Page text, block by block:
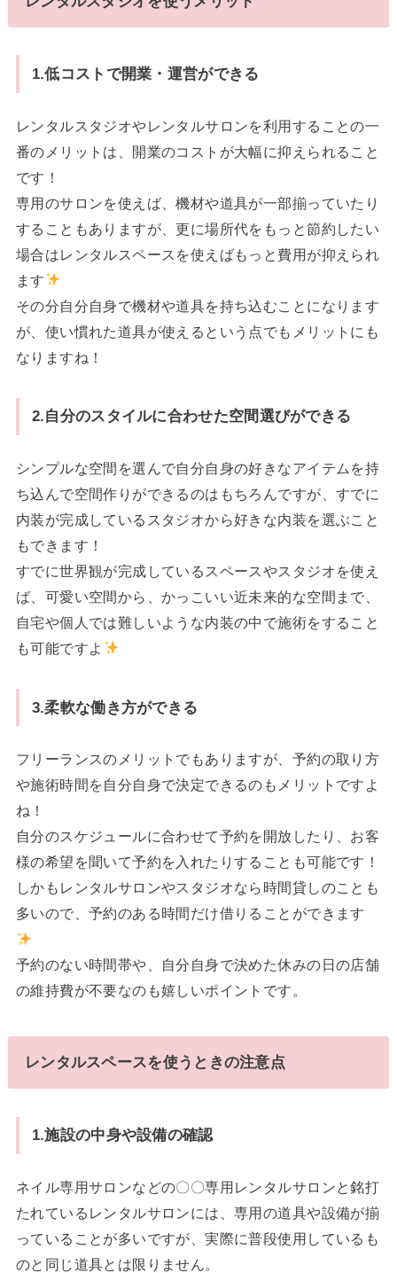
1.低コストで開業・運営ができる
レンタルスタジオやレンタルサロンを利用することの一
番のメリットは、開業のコストが大幅に抑えられること
です！
専用のサロンを使えば、機材や道具が一部揃っていたり
することもありますが、更に場所代をもっと節約したい
場合はレンタルスペースを使えばもっと費用が抑えられ
ます
その分自分自身で機材や道具を持ち込むことになります
が、使い慣れた道具が使えるという点でもメリットにも
なりますね！
2.自分のスタイルに合わせた空間選びができる
シンプルな空間を選んで自分自身の好きなアイテムを持
ち込んで空間作りができるのはもちろんですが、すでに
内装が完成しているスタジオから好きな内装を選ぶこと
もできます！
すでに世界観が完成しているスペースやスタジオを使え
ば、可愛い空間から、かっこいい近未来的な空間まで、
自宅や個人では難しいような内装の中で施術をすること
も可能ですよ
3.柔軟な働き方ができる
フリーランスのメリットでもありますが、予約の取り方
や施術時間を自分自身で決定できるのもメリットですよ
ね！
自分のスケジュールに合わせて予約を開放したり、お客
様の希望を聞いて予約を入れたりすることも可能です！
しかもレンタルサロンやスタジオなら時間貸しのことも
多いので、予約のある時間だけ借りることができます
予約のない時間帯や、自分自身で決めた休みの日の店舗
の維持費が不要なのも嬉しいポイントです。
レンタルスペースを使うときの注意点
1.施設の中身や設備の確認
ネイル専用サロンなどの〇〇専用レンタルサロンと銘打
たれているレンタルサロンには、専用の道具や設備が揃
っていることが多いですが、実際に普段使用しているも
のと同じ道具とは限りません。